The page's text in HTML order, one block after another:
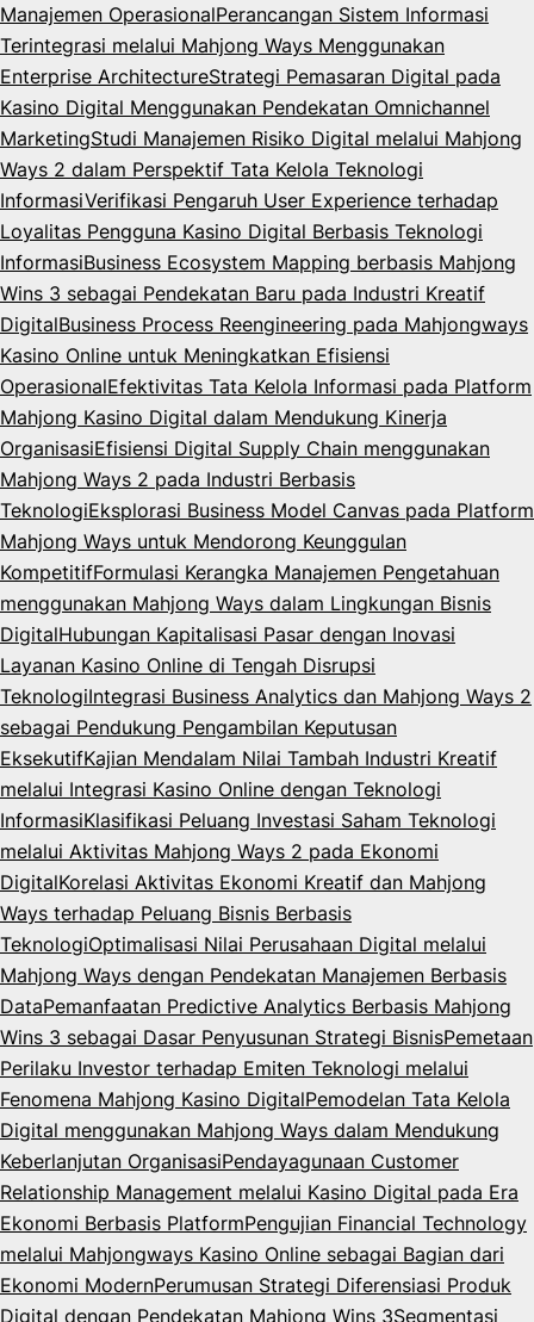
Manajemen OperasionalPerancangan Sistem Informasi
Terintegrasi melalui Mahjong Ways Menggunakan
Enterprise ArchitectureStrategi Pemasaran Digital pada
Kasino Digital Menggunakan Pendekatan Omnichannel
MarketingStudi Manajemen Risiko Digital melalui Mahjong
Ways 2 dalam Perspektif Tata Kelola Teknologi
InformasiVerifikasi Pengaruh User Experience terhadap
Loyalitas Pengguna Kasino Digital Berbasis Teknologi
InformasiBusiness Ecosystem Mapping berbasis Mahjong
Wins 3 sebagai Pendekatan Baru pada Industri Kreatif
DigitalBusiness Process Reengineering pada Mahjongways
Kasino Online untuk Meningkatkan Efisiensi
OperasionalEfektivitas Tata Kelola Informasi pada Platform
Mahjong Kasino Digital dalam Mendukung Kinerja
OrganisasiEfisiensi Digital Supply Chain menggunakan
Mahjong Ways 2 pada Industri Berbasis
TeknologiEksplorasi Business Model Canvas pada Platform
Mahjong Ways untuk Mendorong Keunggulan
KompetitifFormulasi Kerangka Manajemen Pengetahuan
menggunakan Mahjong Ways dalam Lingkungan Bisnis
DigitalHubungan Kapitalisasi Pasar dengan Inovasi
Layanan Kasino Online di Tengah Disrupsi
TeknologiIntegrasi Business Analytics dan Mahjong Ways 2
sebagai Pendukung Pengambilan Keputusan
EksekutifKajian Mendalam Nilai Tambah Industri Kreatif
melalui Integrasi Kasino Online dengan Teknologi
InformasiKlasifikasi Peluang Investasi Saham Teknologi
melalui Aktivitas Mahjong Ways 2 pada Ekonomi
DigitalKorelasi Aktivitas Ekonomi Kreatif dan Mahjong
Ways terhadap Peluang Bisnis Berbasis
TeknologiOptimalisasi Nilai Perusahaan Digital melalui
Mahjong Ways dengan Pendekatan Manajemen Berbasis
DataPemanfaatan Predictive Analytics Berbasis Mahjong
Wins 3 sebagai Dasar Penyusunan Strategi BisnisPemetaan
Perilaku Investor terhadap Emiten Teknologi melalui
Fenomena Mahjong Kasino DigitalPemodelan Tata Kelola
Digital menggunakan Mahjong Ways dalam Mendukung
Keberlanjutan OrganisasiPendayagunaan Customer
Relationship Management melalui Kasino Digital pada Era
Ekonomi Berbasis PlatformPengujian Financial Technology
melalui Mahjongways Kasino Online sebagai Bagian dari
Ekonomi ModernPerumusan Strategi Diferensiasi Produk
Digital dengan Pendekatan Mahjong Wins 3Segmentasi